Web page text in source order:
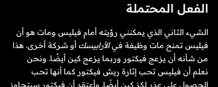
الفعل المحتملة
الشيء الثاني الذي يمكنني رؤيته أمام فيليس ومات هو أن
فيليس تمنح مات وظيفة فيالأرابيسك أو شركة أخرى. هذا
من شأنه أن يزعج فيكتور وربما يزعج كين أيضًا. ونحن
نعلم أن فيليس تحب إثارة ريش فيكتور كما أنها تحب
الحصول على عذر لكز كين أيضًا. وأعتقد أن فيكتور سيتجاوز